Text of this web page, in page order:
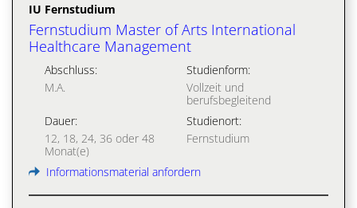
IU Fernstudium
Fernstudium Master of Arts International
Healthcare Management
Abschluss:
M.A.
Studienform:
Vollzeit und
berufsbegleitend
Dauer:
12, 18, 24, 36 oder 48
Monat(e)
Studienort:
Fernstudium
Informationsmaterial anfordern